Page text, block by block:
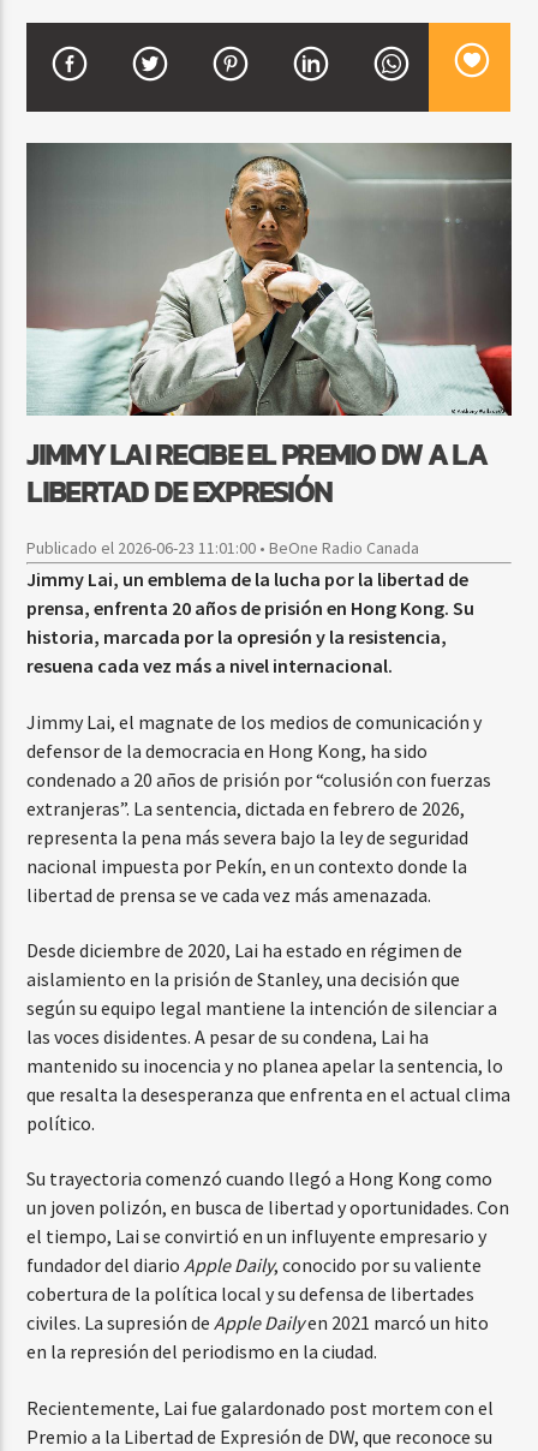
BALADAS ROMÁNTICAS
6:00 AM
JIMMY LAI RECIBE EL PREMIO DW A LA
LIBERTAD DE EXPRESIÓN
Publicado el 2026-06-23 11:01:00 • BeOne Radio Canada
Jimmy Lai, un emblema de la lucha por la libertad de
prensa, enfrenta 20 años de prisión en Hong Kong. Su
historia, marcada por la opresión y la resistencia,
resuena cada vez más a nivel internacional.
Jimmy Lai, el magnate de los medios de comunicación y
defensor de la democracia en Hong Kong, ha sido
condenado a 20 años de prisión por “colusión con fuerzas
extranjeras”. La sentencia, dictada en febrero de 2026,
representa la pena más severa bajo la ley de seguridad
nacional impuesta por Pekín, en un contexto donde la
libertad de prensa se ve cada vez más amenazada.
Desde diciembre de 2020, Lai ha estado en régimen de
aislamiento en la prisión de Stanley, una decisión que
según su equipo legal mantiene la intención de silenciar a
las voces disidentes. A pesar de su condena, Lai ha
mantenido su inocencia y no planea apelar la sentencia, lo
que resalta la desesperanza que enfrenta en el actual clima
político.
Su trayectoria comenzó cuando llegó a Hong Kong como
un joven polizón, en busca de libertad y oportunidades. Con
el tiempo, Lai se convirtió en un influyente empresario y
fundador del diarioApple Daily, conocido por su valiente
cobertura de la política local y su defensa de libertades
civiles. La supresión deApple Dailyen 2021 marcó un hito
en la represión del periodismo en la ciudad.
Recientemente, Lai fue galardonado post mortem con el
Premio a la Libertad de Expresión de DW, que reconoce su